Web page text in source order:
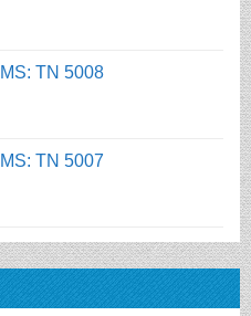
TN 5007
TN 2058
MS: TN 2056